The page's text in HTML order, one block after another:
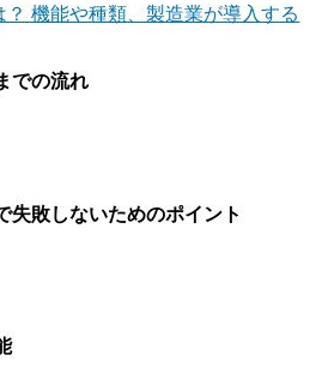
機能や種類、製造業が導入する
での流れ
失敗しないためのポイント